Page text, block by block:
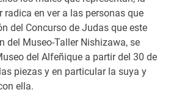
en ver a las personas que
del Concurso de Judas que este
del Museo-Taller Nishizawa, se
del Alfeñique a partir del 30 de
piezas y en particular la suya y
ella.